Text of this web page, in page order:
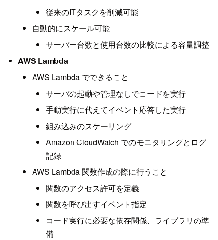
従来のITタスクを削減可能
自動的にスケール可能
サーバー台数と使用台数の比較による容量調整
AWS Lambda
AWS Lambda でできること
サーバの起動や管理なしでコードを実行
手動実行に代えてイベント応答した実行
組み込みのスケーリング
Amazon CloudWatch でのモニタリングとログ
記録
AWS Lambda 関数作成の際に行うこと
関数のアクセス許可を定義
関数を呼び出すイベント指定
コード実行に必要な依存関係、ライブラリの準
備